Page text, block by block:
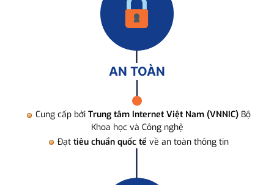
AN TOÀN
Cung cấp bởi Trung tâm Internet Việt Nam (VNNIC) Bộ
Khoa học và Công nghệ
Đạt tiêu chuẩn quốc tế về an toàn thông tin